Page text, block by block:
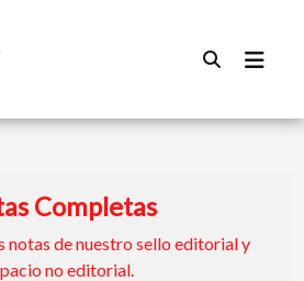
Completas
notas de nuestro sello editorial y
no editorial.